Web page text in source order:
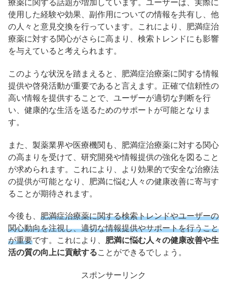
療薬に関する話題が増加しています。​ユーザーは、実際に
使用した経験や効果、副作用についての情報を共有し、他
の人々と意見交換を行っています。​これにより、肥満症治
療薬に対する関心がさらに高まり、検索トレンドにも影響
を与えていると考えられます。​
このような状況を踏まえると、肥満症治療薬に関する情報
提供や啓発活動が重要であると言えます。​正確で信頼性の
高い情報を提供することで、ユーザーが適切な判断を行
い、健康的な生活を送るためのサポートが可能となりま
す。​
また、製薬業界や医療機関も、肥満症治療薬に対する関心
の高まりを受けて、研究開発や情報提供の強化を図ること
が求められます。​これにより、より効果的で安全な治療法
の提供が可能となり、肥満に悩む人々の健康改善に寄与す
ることが期待されます。​
今後も、 肥満症治療薬に関する検索トレンドやユーザーの
関心動向を注視し、適切な情報提供やサポートを行うこと
が重要です。​これにより、 肥満に悩む人々の健康改善や生
活の質の向上に貢献することができるでしょう。
スポンサーリンク